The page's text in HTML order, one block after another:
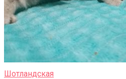
Шотландская